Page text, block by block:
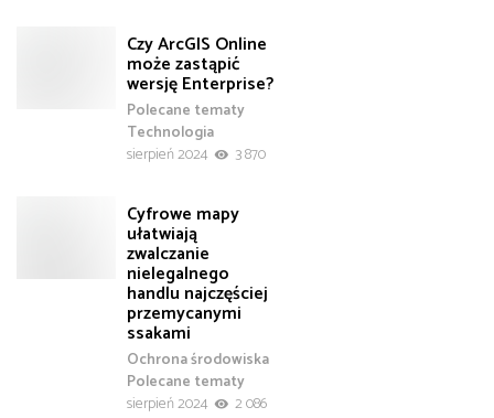
Czy ArcGIS Online
może zastąpić
wersję Enterprise?
Polecane tematy
Technologia
sierpień 2024
3 870
Cyfrowe mapy
ułatwiają
zwalczanie
nielegalnego
handlu najczęściej
przemycanymi
ssakami
Ochrona środowiska
Polecane tematy
sierpień 2024
2 086